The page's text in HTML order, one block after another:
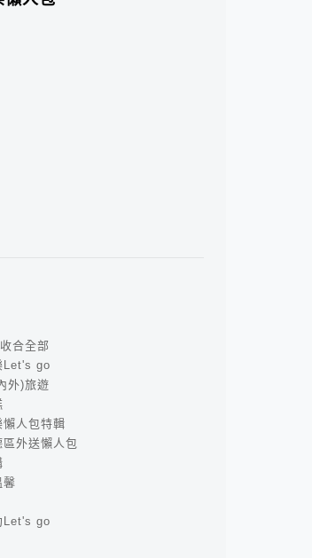
收合全部
Let's go
外)旅遊
懶人包特輯
區外送懶人包
馨
Let's go